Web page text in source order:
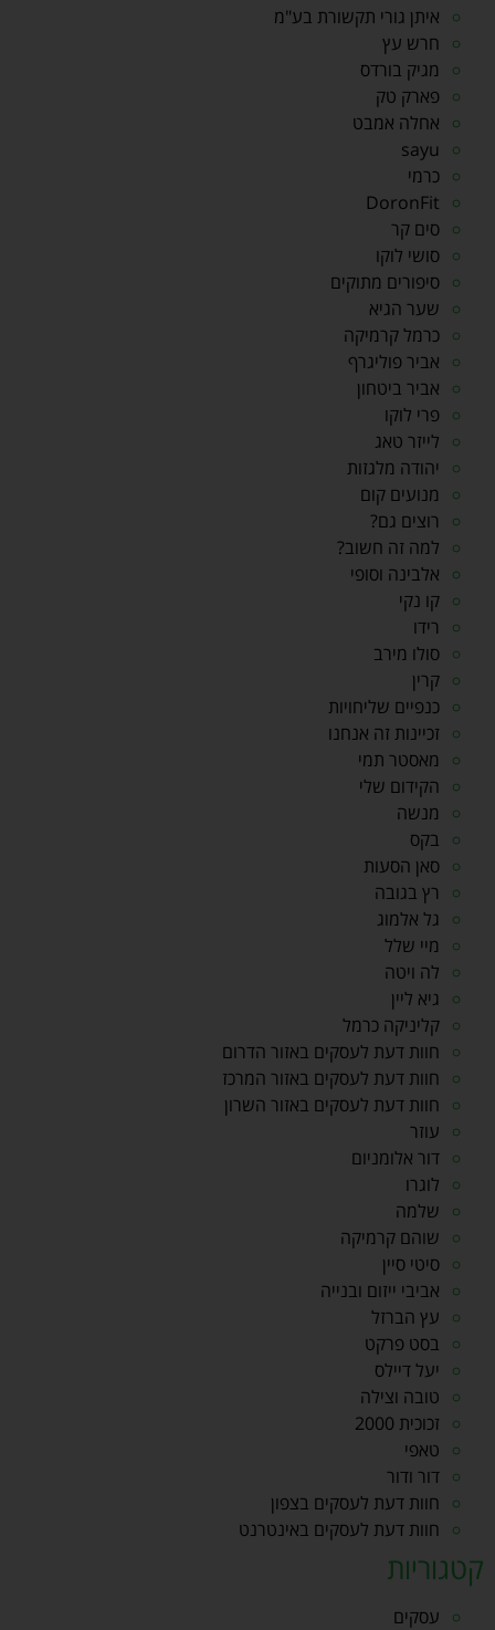
איתן גורי תקשורת בע"מ
חרש עץ
מגיק בורדס
פארק טק
אחלה אמבט
sayu
כרמי
DoronFit
סים קר
סושי לוקו
סיפורים מתוקים
שער הגיא
כרמל קרמיקה
אביר פוליגרף
אביר ביטחון
פרי לוקו
לייזר טאג
יהודה מלגזות
מנועים קום
רוצים גם?
למה זה חשוב?
אלבינה וסופי
קו נקי
רידו
סולו מירב
קרין
כנפיים שליחויות
זכיינות זה אנחנו
מאסטר תמי
הקידום שלי
מנשה
בקס
סאן הסעות
רץ בגובה
גל אלמוג
מיי שלל
לה ויטה
גיא ליין
קליניקה כרמל
חוות דעת לעסקים באזור הדרום
חוות דעת לעסקים באזור המרכז
חוות דעת לעסקים באזור השרון
עוזר
דור אלומניום
לוגרו
שלמה
שוהם קרמיקה
סיטי סיין
אביבי ייזום ובנייה
עץ הברזל
בסט פרקט
יעל דיילס
טובה וצילה
זכוכית 2000
טאפי
דור ודור
חוות דעת לעסקים בצפון
חוות דעת לעסקים באינטרנט
קטגוריות
עסקים